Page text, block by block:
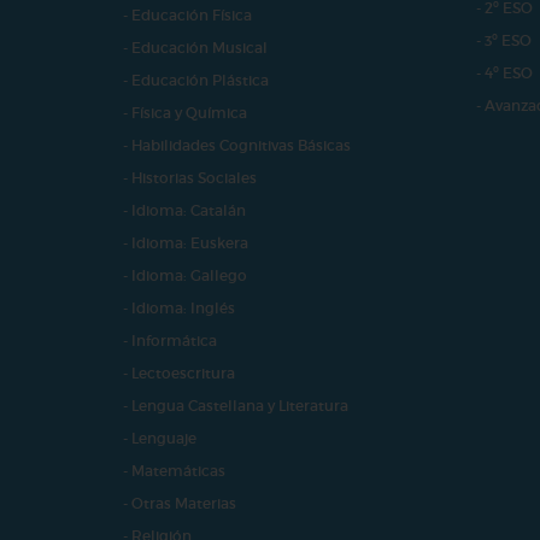
- Educación Física
- Educación Musical
- Educación Plástica
- Física y Química
- Habilidades Cognitivas Básicas
- Historias Sociales
- Idioma: Catalán
- Idioma: Euskera
- Idioma: Gallego
- Idioma: Inglés
- Informática
- Lectoescritura
- Lengua Castellana y Literatura
- Lenguaje
- Matemáticas
- Otras Materias
- Religión
- 2º ESO
- 3º ESO
- 4º ESO
-